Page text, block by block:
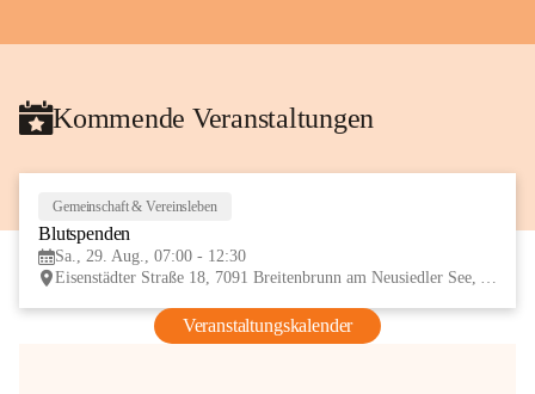
Kommende Veranstaltungen
Gemeinschaft & Vereinsleben
Blutspenden
Sa., 29. Aug., 07:00 - 12:30
Eisenstädter Straße 18, 7091 Breitenbrunn am Neusiedler See, AUT
Veranstaltungskalender